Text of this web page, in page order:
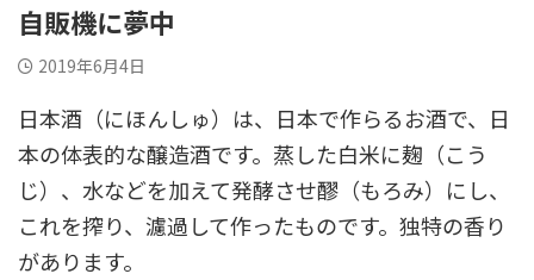
自販機に夢中
2019年6月4日
日本酒（にほんしゅ）は、日本で作らるお酒で、日
本の体表的な醸造酒です。蒸した白米に麹（こう
じ）、水などを加えて発酵させ醪（もろみ）にし、
これを搾り、濾過して作ったものです。独特の香り
があります。